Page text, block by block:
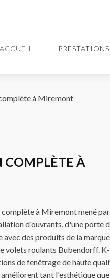
ACCUEIL PRESTATIONS
à Miremont
COMPLÈTE À
à Miremont mené par
d'ouvrants, d'une porte
avec des produits de la
volets roulants Bubendorff.
de fenêtrage de haute
tant l'esthétique que